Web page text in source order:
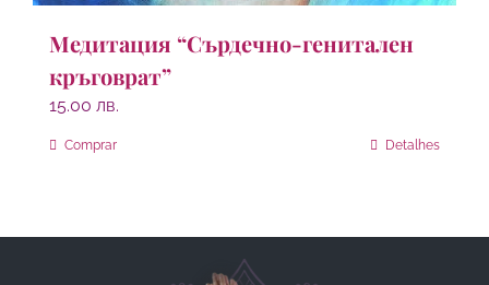
Медитация “Сърдечно-генитален
кръговрат”
15.00 лв.
Comprar Detalhes